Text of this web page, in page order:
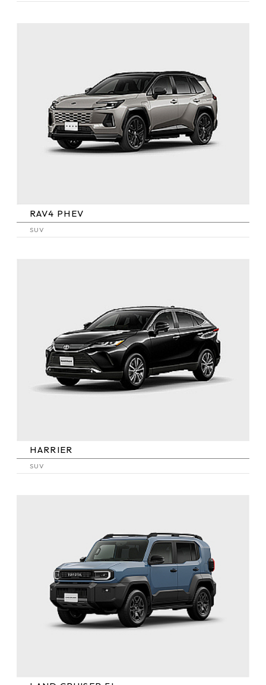
RAV4 PHEV
SUV
HARRIER
SUV